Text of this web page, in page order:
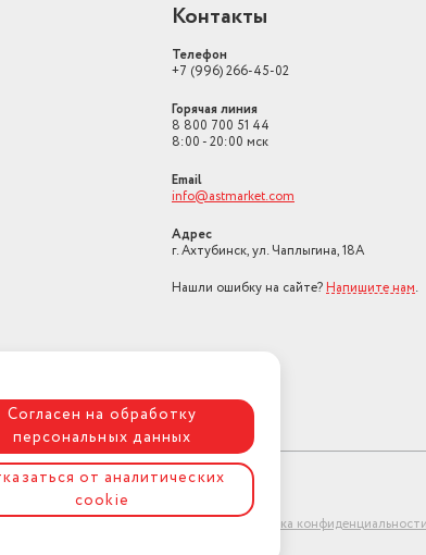
Контакты
Телефон
+7 (996) 266-45-02
Горячая линия
8 800 700 51 44
8:00 - 20:00 мск
Email
info@astmarket.com
Адрес
г. Ахтубинск, ул. Чаплыгина, 18А
Нашли ошибку на сайте? Напишите нам.
Политика конфиденциальности
Согласен на обработку
персональных данных
от аналитических
cookie